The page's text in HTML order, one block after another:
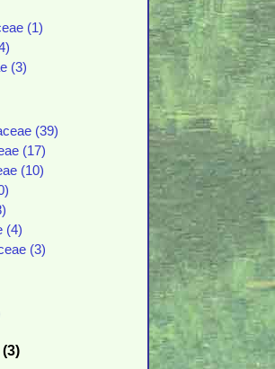
(1)
(3)
(39)
(17)
(10)
(4)
(3)